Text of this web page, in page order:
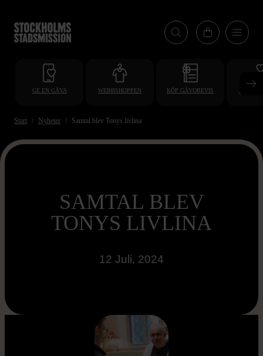
till
huvudinnehåll
GE EN GÅVA WEBBSHOPPEN KÖP GÅVOBEVIS
Start Nyheter Samtal blev Tonys livlina
SAMTAL BLEV
TONYS LIVLINA
12 Juli, 2024